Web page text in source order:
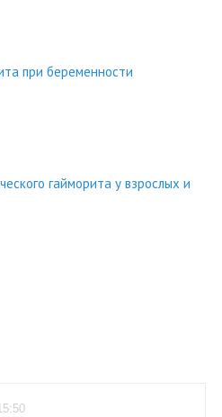
при беременности
гайморита у взрослых и